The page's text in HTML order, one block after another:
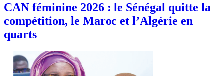
‎CAN féminine 2026 : le Sénégal quitte la
compétition, le Maroc et l’Algérie en
quarts